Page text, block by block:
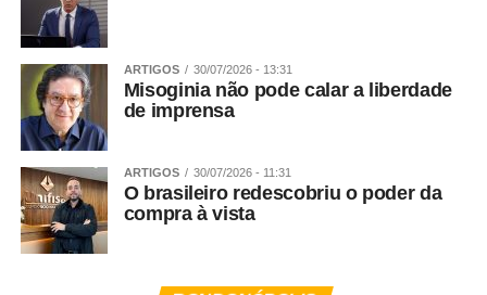
ARTIGOS 30/07/2026 - 13:31
Misoginia não pode calar a liberdade
de imprensa
ARTIGOS 30/07/2026 - 11:31
O brasileiro redescobriu o poder da
compra à vista